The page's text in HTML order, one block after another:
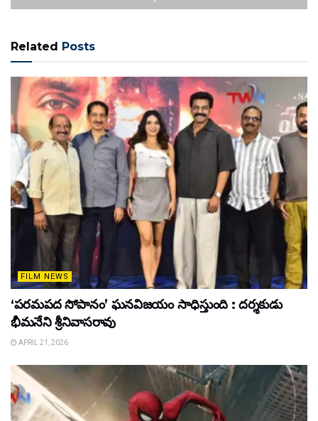
Related Posts
FILM NEWS
‘పరమపద సోపానం’ ఘనవిజయం సాధిస్తుంది : దర్శకుడు
భీమనేని శ్రీనివాసరావు
APRIL 21, 2026